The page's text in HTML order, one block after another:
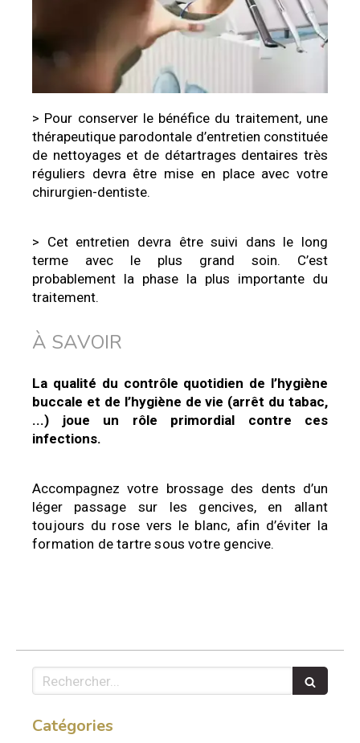
> Pour conserver le bénéfice du traitement, une
thérapeutique parodontale d’entretien constituée
de nettoyages et de détartrages dentaires très
réguliers devra être mise en place avec votre
chirurgien-dentiste.
> Cet entretien devra être suivi dans le long
terme avec le plus grand soin. C’est
probablement la phase la plus importante du
traitement.
À SAVOIR
La qualité du contrôle quotidien de l’hygiène
buccale et de l’hygiène de vie (arrêt du tabac,
...) joue un rôle primordial contre ces
infections.
Accompagnez votre brossage des dents d’un
léger passage sur les gencives, en allant
toujours du rose vers le blanc, afin d’éviter la
formation de tartre sousvotre gencive.
Rechercher
Catégories